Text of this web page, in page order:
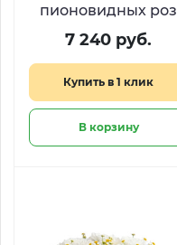
пионовидных роз
«Персиковый
сорбет»
7 240 руб.
Купить в 1 клик
В корзину